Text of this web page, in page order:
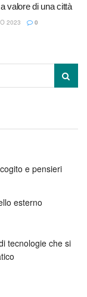
valore di una città
2023 0
e pensieri
esterno
tecnologie che si